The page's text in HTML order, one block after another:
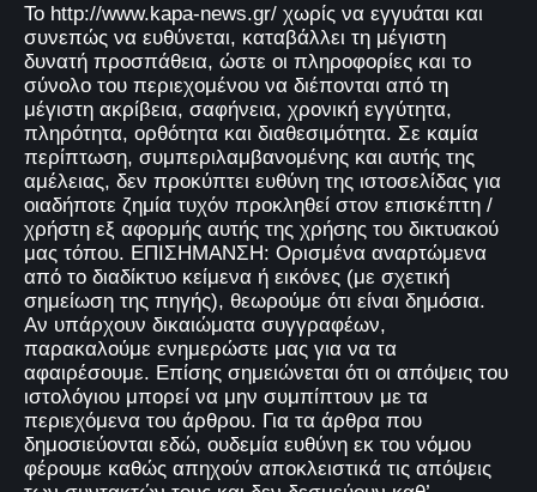
Το http://www.kapa-news.gr/ χωρίς να εγγυάται και
συνεπώς να ευθύνεται, καταβάλλει τη μέγιστη
δυνατή προσπάθεια, ώστε οι πληροφορίες και το
σύνολο του περιεχομένου να διέπονται από τη
μέγιστη ακρίβεια, σαφήνεια, χρονική εγγύτητα,
πληρότητα, ορθότητα και διαθεσιμότητα. Σε καμία
περίπτωση, συμπεριλαμβανομένης και αυτής της
αμέλειας, δεν προκύπτει ευθύνη της ιστοσελίδας για
οιαδήποτε ζημία τυχόν προκληθεί στον επισκέπτη /
χρήστη εξ αφορμής αυτής της χρήσης του δικτυακού
μας τόπου. ΕΠΙΣΗΜΑΝΣΗ: Ορισμένα αναρτώμενα
από το διαδίκτυο κείμενα ή εικόνες (με σχετική
σημείωση της πηγής), θεωρούμε ότι είναι δημόσια.
Αν υπάρχουν δικαιώματα συγγραφέων,
παρακαλούμε ενημερώστε μας για να τα
αφαιρέσουμε. Επίσης σημειώνεται ότι οι απόψεις του
ιστολόγιου μπορεί να μην συμπίπτουν με τα
περιεχόμενα του άρθρου. Για τα άρθρα που
δημοσιεύονται εδώ, ουδεμία ευθύνη εκ του νόμου
φέρουμε καθώς απηχούν αποκλειστικά τις απόψεις